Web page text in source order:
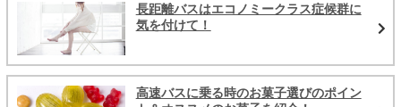
長距離バスはエコノミークラス症候群に
気を付けて！
高速バスに乗る時のお菓子選びのポイン